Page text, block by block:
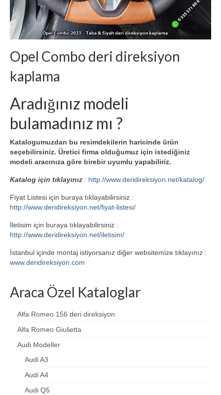
Opel Combo deri direksiyon
kaplama
Aradığınız modeli
bulamadınız mı ?
Katalogumuzdan bu resimdekilerin haricinde ürün
seçebilirsiniz. Üretici firma olduğumuz için istediğiniz
modeli aracınıza göre birebir uyumlu yapabiliriz.
Katalog için tıklayınız : http://www.deridireksiyon.net/katalog/
Fiyat Listesi için buraya tıklayabilirsiniz :
http://www.deridireksiyon.net/fiyat-listesi/
İletisim için buraya tıklayabilirsiniz :
http://www.deridireksiyon.net/iletisim/
İstanbul içinde montaj istiyorsanız diğer websitemize tıklayınız :
www.deridireksiyon.com
Araca Özel Kataloglar
Alfa Romeo 156 deri direksiyon
Alfa Romeo Giulietta
Audi Modeller
Audi A3
Audi A4
Audi Q5